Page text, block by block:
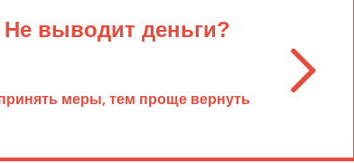
выводит деньги?
меры, тем проще вернуть